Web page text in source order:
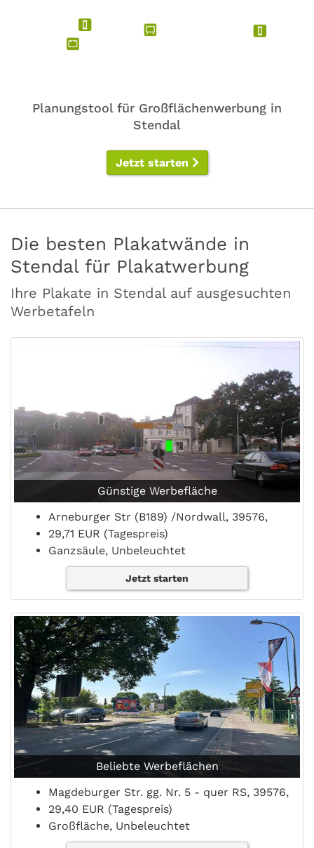
Planungstool für Großflächenwerbung in
Stendal
Jetzt starten
Die besten Plakatwände in
Stendal für Plakatwerbung
Ihre Plakate in Stendal auf ausgesuchten
Werbetafeln
Günstige Werbefläche
Arneburger Str (B189) /Nordwall, 39576,
29,71 EUR (Tagespreis)
Ganzsäule, Unbeleuchtet
Jetzt starten
Beliebte Werbeflächen
Magdeburger Str. gg. Nr. 5 - quer RS, 39576,
29,40 EUR (Tagespreis)
Großfläche, Unbeleuchtet